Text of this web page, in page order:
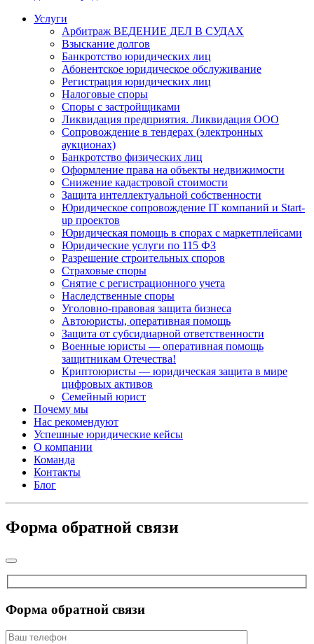
Услуги
Арбитраж ВЕДЕНИЕ ДЕЛ В СУДАХ
Взыскание долгов
Банкротство юридических лиц
Абонентское юридическое обслуживание
Регистрация юридических лиц
Налоговые споры
Споры с застройщиками
Ликвидация предприятия. Ликвидация ООО
Сопровождение в тендерах (электронных
аукционах)
Банкротство физических лиц
Оформление права на объекты недвижимости
Снижение кадастровой стоимости
Защита интеллектуальной собственности
Юридическое сопровождение IT компаний и Start-
up проектов
Юридическая помощь в спорах с маркетплейсами
Юридические услуги по 115 ФЗ
Разрешение строительных споров
Страховые споры
Снятие с регистрационного учета
Наследственные споры
Уголовно-правовая защита бизнеса
Автоюристы, оперативная помощь
Защита от субсидиарной ответственности
Военные юристы — оперативная помощь
защитникам Отечества!
Криптоюристы — юридическая защита в мире
цифровых активов
Семейный юрист
Почему мы
Нас рекомендуют
Успешные юридические кейсы
О компании
Команда
Контакты
Блог
Форма обратной связи
Форма обратной связи